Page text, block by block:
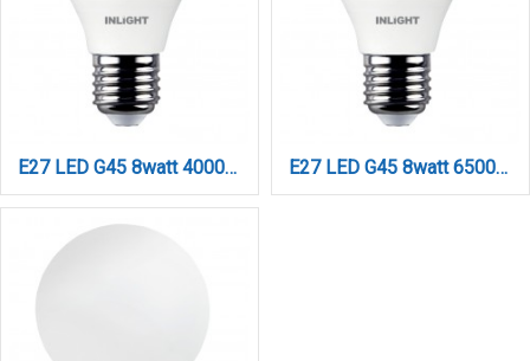
E27 LED G45 8watt 4000Κ Φυσικό Λευκό (7.27.08.12.2) E27 LED G45 8watt 6500K Ψυχρό Λευκό (7.27.08.12.3)